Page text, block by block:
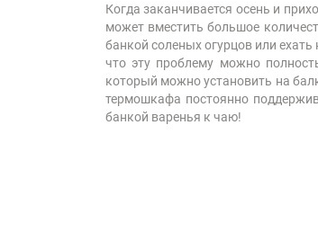
Когда заканчивается осень и
может вместить большое
банкой соленых огурцов или
что эту проблему можно
который можно установить на
термошкафа постоянно
банкой варенья к чаю!